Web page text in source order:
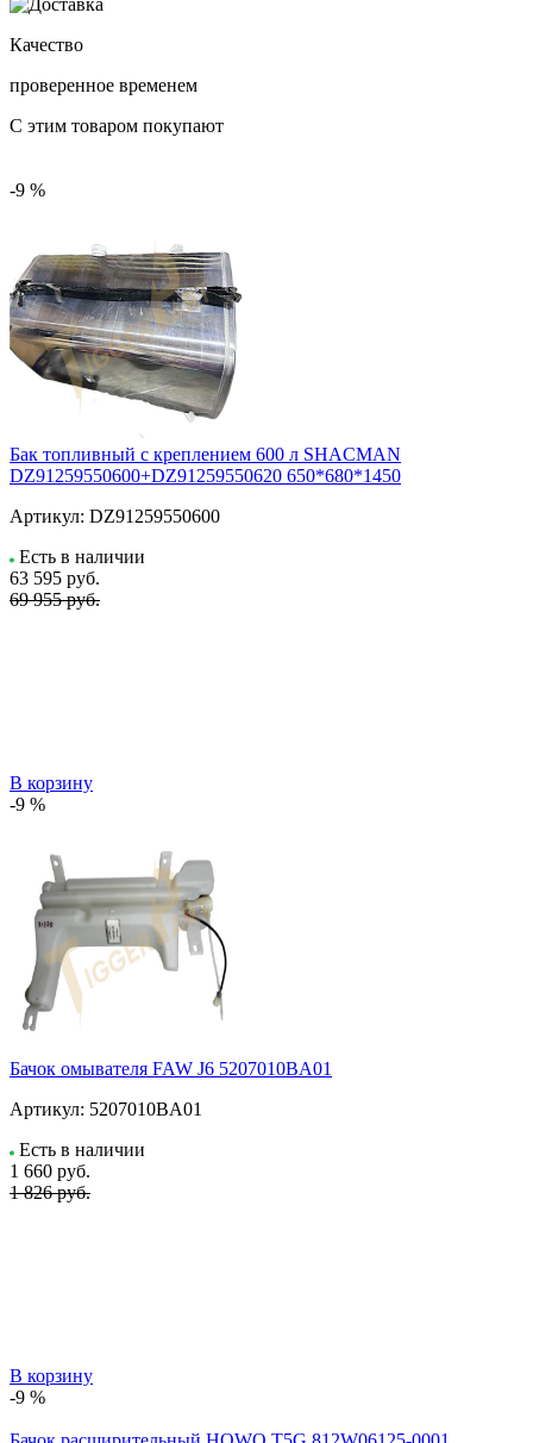
Качество
проверенное временем
С этим товаром покупают
-9 %
Бак топливный с креплением 600 л SHACMAN
DZ91259550600+DZ91259550620 650*680*1450
Артикул: DZ91259550600
Есть в наличии
63 595 руб.
69 955 руб.
В корзину
-9 %
Бачок омывателя FAW J6 5207010BA01
Артикул: 5207010BA01
Есть в наличии
1 660 руб.
1 826 руб.
В корзину
-9 %